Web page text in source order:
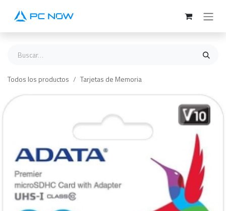
Todos los productos Tarjetas de Memoria